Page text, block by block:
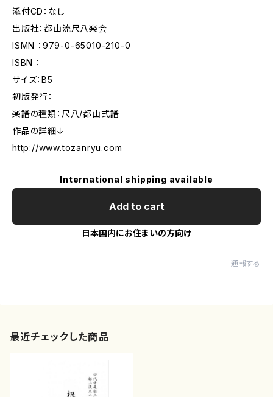
添付CD：なし
出版社：都山流尺八楽会
ISMN ：979-0-65010-210-0
ISBN ：
サイズ：B5
初版発行：
楽譜の種類：尺八/都山式譜
作品の詳細↓
http://www.tozanryu.com
International shipping available
Add to cart
日本国内にお住まいの方向け
通報する
最近チェックした商品